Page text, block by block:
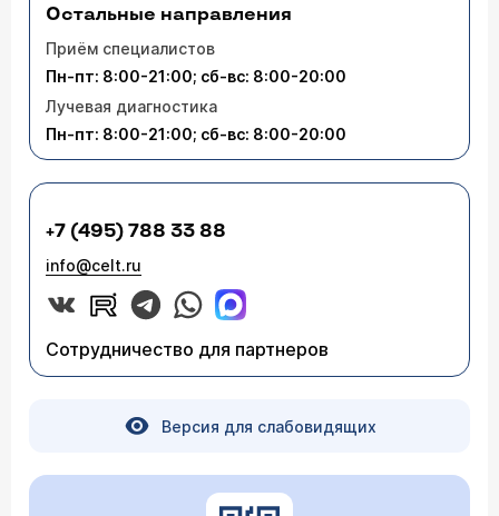
Остальные направления
Приём специалистов
Пн-пт: 8:00-21:00; сб-вс: 8:00-20:00
Лучевая диагностика
Пн-пт: 8:00-21:00; сб-вс: 8:00-20:00
+7 (495) 788 33 88
info@celt.ru
Сотрудничество для партнеров
Версия для слабовидящих